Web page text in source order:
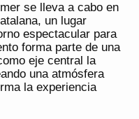
se lleva a cabo en
un lugar
espectacular para
forma parte de una
eje central la
una atmósfera
la experiencia